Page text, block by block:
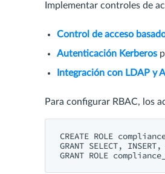
Implementar controles de
Control de acceso
Autenticación Kerberos
Integración con LDAP y
Para configurar RBAC, los
CREATE ROLE
GRANT SELECT,